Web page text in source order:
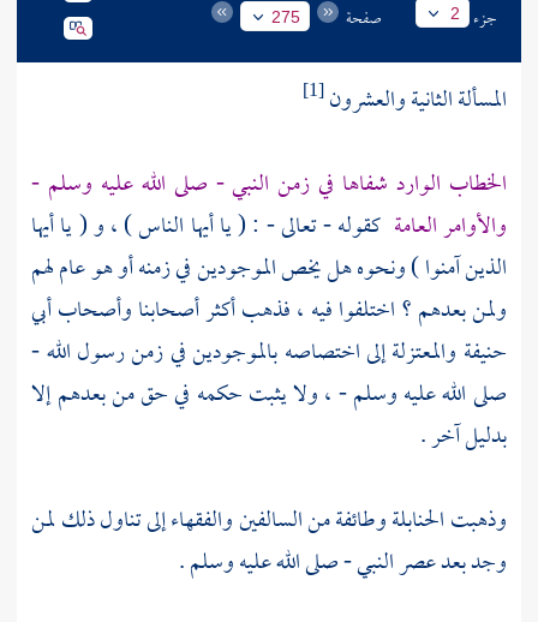
جزء 2 صفحة 275
المسألة الثانية والعشرون[1]
الخطاب الوارد شفاها في زمن النبي - صلى الله عليه وسلم -
والأوامر العامة كقوله - تعالى - : ( يا أيها الناس ) ، و ( يا أيها
الذين آمنوا ) ونحوه هل يخص الموجودين في زمنه أو هو عام لهم
ولمن بعدهم ؟ اختلفوا فيه ، فذهب أكثر أصحابنا وأصحابأبي
حنيفة والمعتزلةإلى اختصاصه بالموجودين في زمن رسول الله -
صلى الله عليه وسلم - ، ولا يثبت حكمه في حق من بعدهم إلا
بدليل آخر .
وذهبت الحنابلة وطائفة من السالفين والفقهاء إلى تناول ذلك لمن
وجد بعد عصر النبي - صلى الله عليه وسلم .